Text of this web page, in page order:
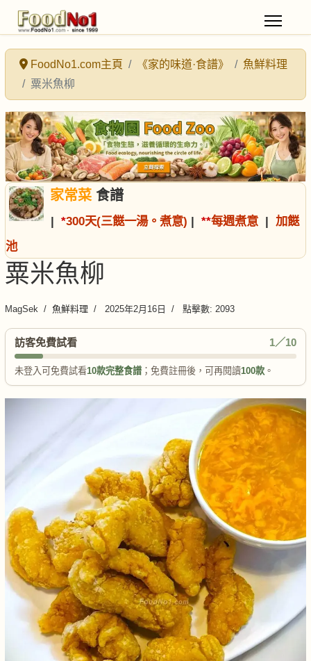
FoodNo1.com主頁 《家的味道·食譜》
魚鮮料理
粟米魚柳
家常菜食譜
| *300天(三餸一湯。煮意) | **每週煮意 | 加餸
池
粟米魚柳
MagSek 魚鮮料理 2025年2月16日 點擊數: 2093
訪客免費試看 1／10
未登入可免費試看10款完整食譜 ；免費註冊後，可再閱讀100款 。